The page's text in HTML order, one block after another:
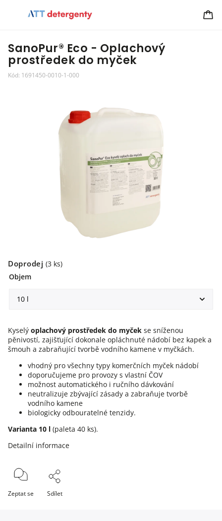
SanoPur® Eco - Oplachový
prostředek do myček
Kód: 1691450-0010-1-000
Doprodej (3 ks)
Objem
Kyselý oplachový prostředek do myček se sníženou
pěnivostí, zajišťující dokonale opláchnuté nádobí bez kapek a
šmouh a zabraňující tvorbě vodního kamene v myčkách.
vhodný pro všechny typy komerčních myček nádobí
doporučujeme pro provozy s vlastní ČOV
možnost automatického i ručního dávkování
neutralizuje zbývající zásady a zabraňuje tvorbě
vodního kamene
biologicky odbouratelné tenzidy.
Varianta 10 l (paleta 40 ks).
Detailní informace
Zeptat se Sdílet